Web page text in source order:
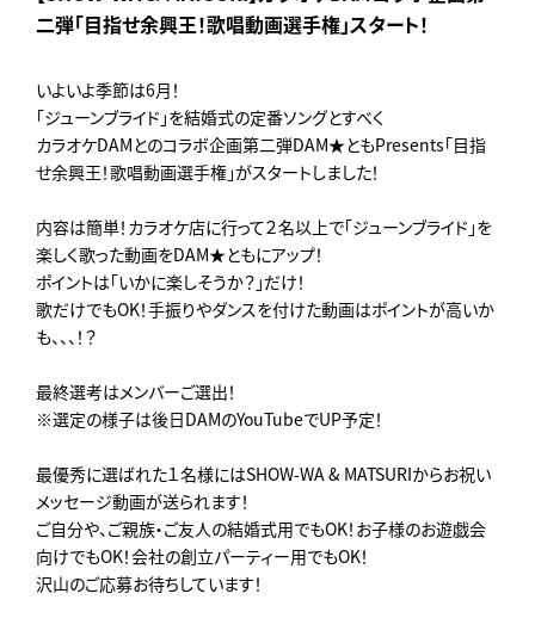
二弾「目指せ余興王！歌唱動画選手権」スタート！
いよいよ季節は6月！
「ジューンブライド」を結婚式の定番ソングとすべく
カラオケDAMとのコラボ企画第二弾DAM★ともPresents「目指
せ余興王！歌唱動画選手権」がスタートしました！
内容は簡単！カラオケ店に行って２名以上で「ジューンブライド」を
楽しく歌った動画をDAM★ともにアップ！
ポイントは「いかに楽しそうか？」だけ！
歌だけでもOK！手振りやダンスを付けた動画はポイントが高いか
も、、、！？
最終選考はメンバーご選出！
※選定の様子は後日DAMのYouTubeでUP予定！
最優秀に選ばれた１名様にはSHOW-WA & MATSURIからお祝い
メッセージ動画が送られます！
ご自分や、ご親族・ご友人の結婚式用でもOK！お子様のお遊戯会
向けでもOK！会社の創立パーティー用でもOK！
沢山のご応募お待ちしています！